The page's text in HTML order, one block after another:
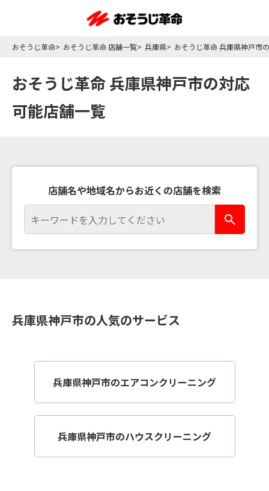
おそうじ革命 おそうじ革命 店舗一覧 兵庫県 おそうじ革命 兵庫県神戸市
おそうじ革命 兵庫県神戸市の対応
可能店舗一覧
店舗名や地域名からお近くの店舗を検索
兵庫県神戸市の人気のサービス
兵庫県神戸市のエアコンクリーニング
兵庫県神戸市のハウスクリーニング